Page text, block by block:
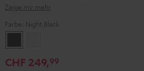
Zeige mir mehr
Farbe: Night Black
Black
CHF 249,99